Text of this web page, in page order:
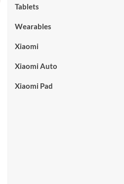
Tablets
Wearables
Xiaomi
Xiaomi Auto
Xiaomi Pad